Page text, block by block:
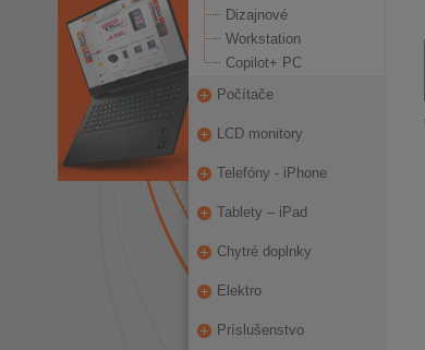
Dizajnové
Workstation
Copilot+ PC
Počítače
LCD monitory
Telefóny - iPhone
Tablety – iPad
Chytré doplnky
Elektro
Príslušenstvo